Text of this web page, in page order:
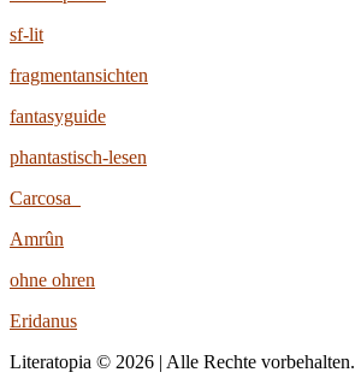
sf-lit
fragmentansichten
fantasyguide
phantastisch-lesen
Carcosa
Amrûn
ohne ohren
Eridanus
Literatopia © 2026 | Alle Rechte vorbehalten.